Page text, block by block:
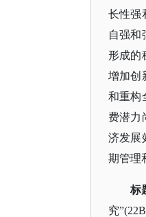
长性强
自强和
形成的
增加创
和重构
费潜力
济发展
期管理
标
究